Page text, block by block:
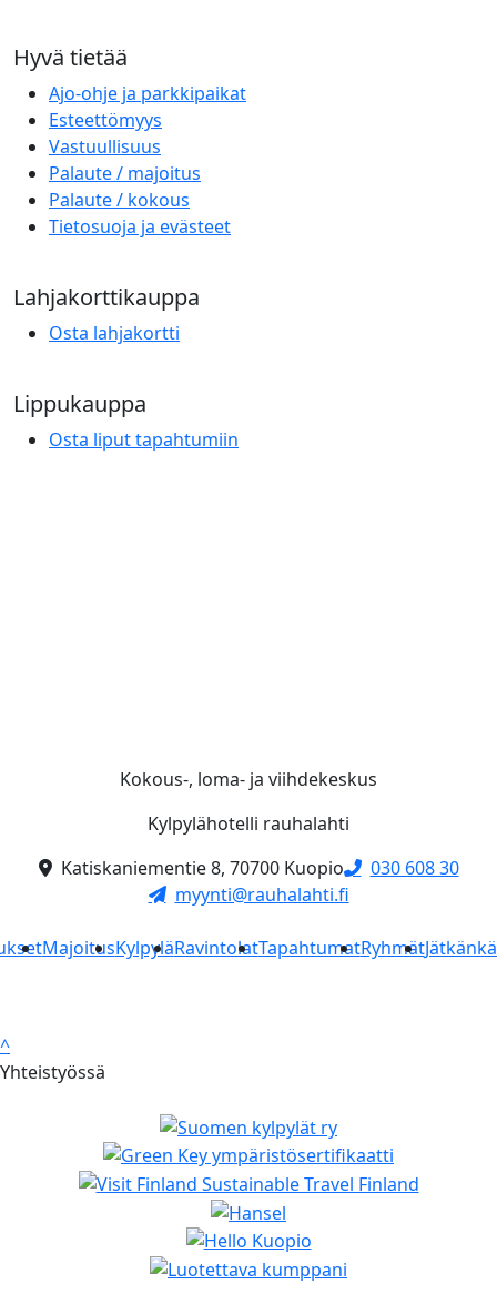
Hyvä tietää
Ajo-ohje ja parkkipaikat
Esteettömyys
Vastuullisuus
Palaute / majoitus
Palaute / kokous
Tietosuoja ja evästeet
Lahjakorttikauppa
Osta lahjakortti
Lippukauppa
Osta liput tapahtumiin
Kokous-, loma- ja viihdekeskus
Kylpylähotelli rauhalahti
Katiskaniementie 8, 70700 Kuopio
030 608 30
myynti@rauhalahti.fi
MajoitusKylpyläRavintolatTapahtumatRyhmät
^
Yhteistyössä